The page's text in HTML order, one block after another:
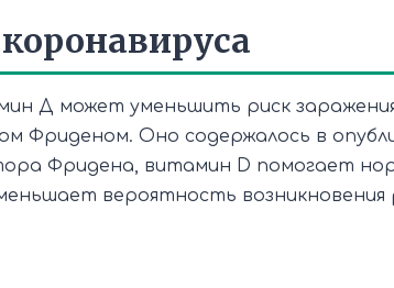
Д может уменьшить риск заражения
Фриденом. Оно содержалось в
Фридена, витамин D помогает
вероятность